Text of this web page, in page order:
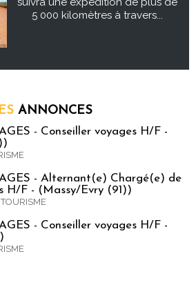
5 000 kilomètres à travers...
ANNONCES
- Conseiller voyages H/F -
- Alternant(e) Chargé(e) de
H/F - (Massy/Evry (91))
- Conseiller voyages H/F -